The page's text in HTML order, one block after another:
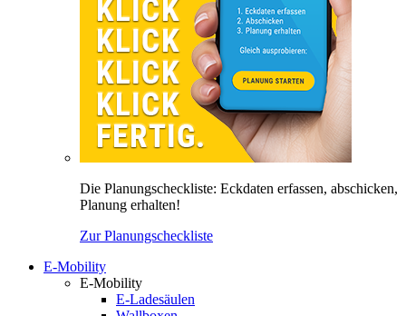
Die Planungscheckliste: Eckdaten erfassen, abschicken,
Planung erhalten!
Zur Planungscheckliste
E-Mobility
E-Mobility
E-Ladesäulen